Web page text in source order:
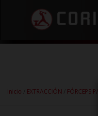
Inicio EXTRACCIÓN FÓRCEPS